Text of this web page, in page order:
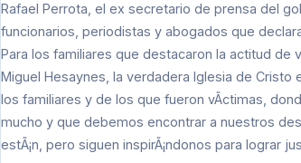
Rafael Perrota, el ex secretario de prensa del
funcionarios, periodistas y abogados que
Para los familiares que destacaron la actitud
Miguel Hesaynes, la verdadera Iglesia de Cristo
los familiares y de los que fueron vÃ­ctimas,
mucho y que debemos encontrar a nuestros
estÃ¡n, pero siguen inspirÃ¡ndonos para lograr